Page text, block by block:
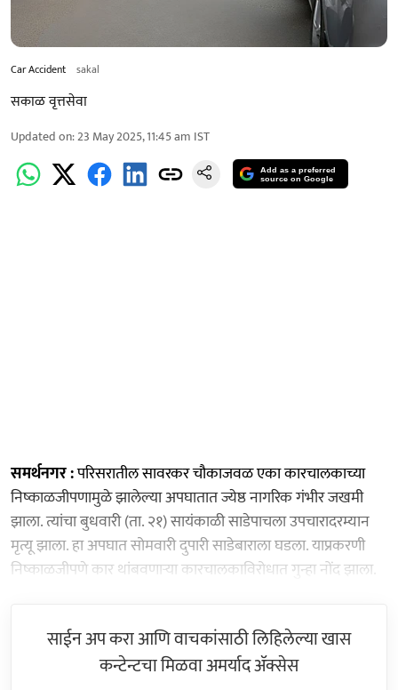
Car Accident sakal
सकाळ वृत्तसेवा
Updated on:23 May 2025, 11:45 am IST
Add as a preferred
source on Google
समर्थनगर :परिसरातील सावरकर चौकाजवळ एका कारचालकाच्या
निष्काळजीपणामुळे झालेल्या अपघातात ज्येष्ठ नागरिक गंभीर जखमी
झाला. त्यांचा बुधवारी (ता. २१) सायंकाळी साडेपाचला उपचारादरम्यान
मृत्यू झाला. हा अपघात सोमवारी दुपारी साडेबाराला घडला. याप्रकरणी
निष्काळजीपणे कार थांबवणाऱ्या कारचालकाविरोधात गुन्हा नोंद झाला.
साईन अप करा आणि वाचकांसाठी लिहिलेल्या खास
कन्टेन्टचा मिळवा अमर्याद ॲक्सेस